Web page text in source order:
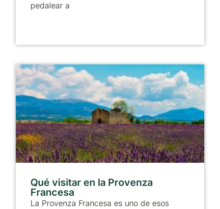
pedalear a
Qué visitar en la Provenza
Francesa
La Provenza Francesa es uno de esos